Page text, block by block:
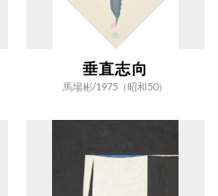
垂直志向
馬場彬/1975（昭和50）